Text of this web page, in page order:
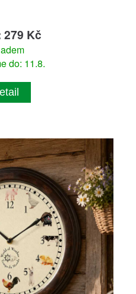
279 Kč
do: 11.8.